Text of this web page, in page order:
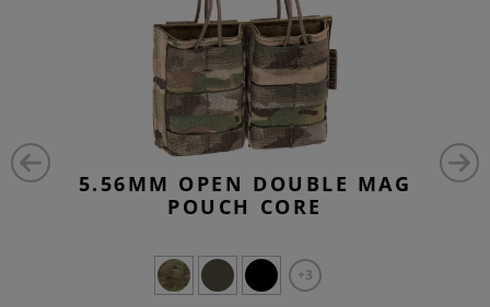
5.56MM OPEN DOUBLE MAG
POUCH CORE
+3